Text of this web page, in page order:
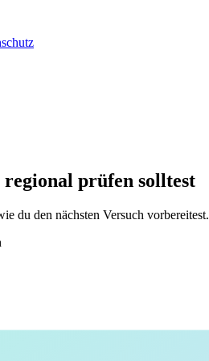
prüfen solltest
du den nächsten Versuch vorbereitest.